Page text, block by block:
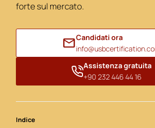
forte sul mercato.
Candidati ora
Assistenza gratuita
+90 232 446 44 16
Indice